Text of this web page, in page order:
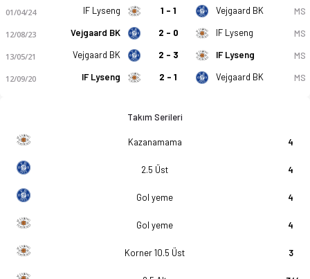
01/04/24 IF Lyseng 1 - 1 Vejgaard BK MS
12/08/23 Vejgaard BK 2 - 0 IF Lyseng MS
13/05/21 Vejgaard BK 2 - 3 IF Lyseng MS
12/09/20 IF Lyseng 2 - 1 Vejgaard BK MS
Takım Serileri
Kazanamama 4
2.5 Üst 4
Gol yeme 4
Gol yeme 4
Korner 10.5 Üst 3